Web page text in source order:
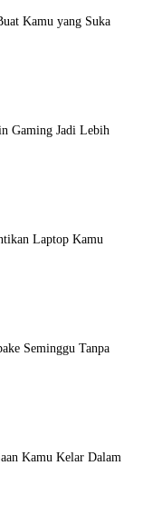
Kamu yang Suka
Gaming Jadi Lebih
Laptop Kamu
Seminggu Tanpa
Kamu Kelar Dalam